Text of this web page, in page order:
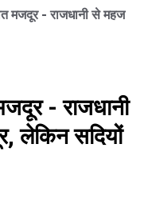
मजदूर - राजधानी से महज
- राजधानी
लेकिन सदियों